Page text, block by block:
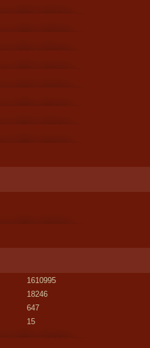
15
1610995
18246
647